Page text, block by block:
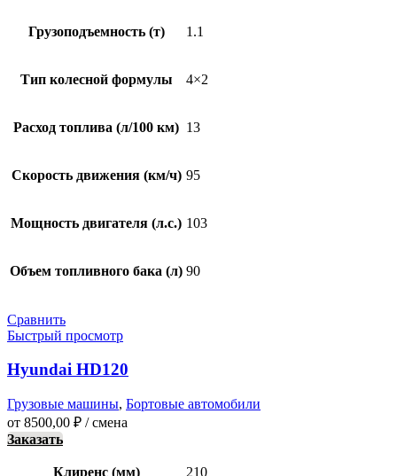
Грузоподъемность (т) 1.1
Тип колесной формулы 4×2
Расход топлива (л/100 км) 13
Скорость движения (км/ч) 95
Мощность двигателя (л.с.) 103
Объем топливного бака (л) 90
Сравнить
Быстрый просмотр
Hyundai HD120
Грузовые машины, Бортовые автомобили
от 8500,00 ₽ / смена
Заказать
Клиренс (мм) 210